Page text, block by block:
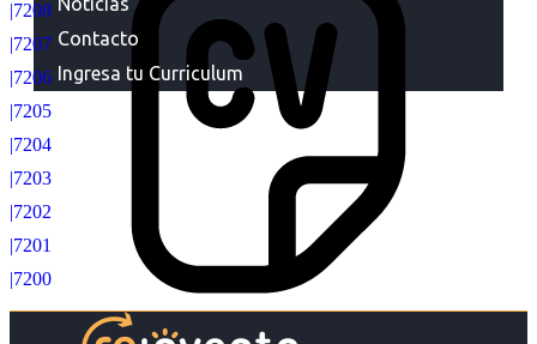
Contacto
Ingresa tu Curriculum
|7208
|7207
|7206
|7205
|7204
|7203
|7202
|7201
|7200